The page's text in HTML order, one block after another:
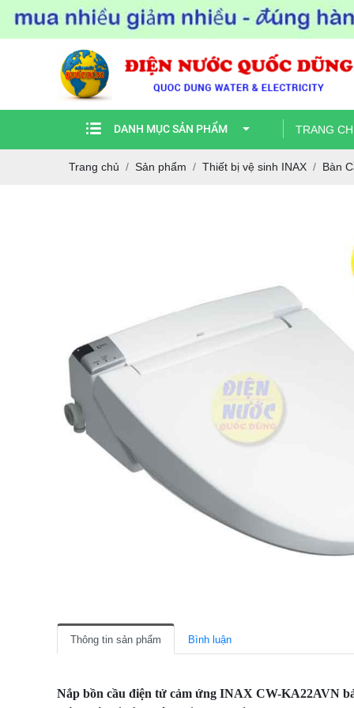
DANH MỤC SẢN PHẨM TRANG
Trang chủ Sản phẩm Thiết bị vệ sinh INAX Bàn
Thông tin sản phẩm Bình luận
Nắp bồn cầu điện tử cảm ứng INAX CW-KA22AVN